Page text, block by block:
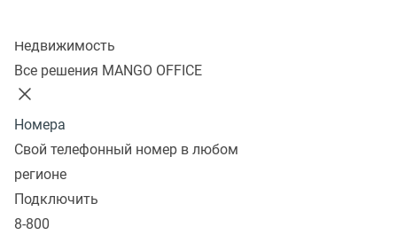
Недвижимость
Все решения MANGO OFFICE
Номера
Свой телефонный номер в любом
регионе
Подключить
8-800
В избранном 0 товаров
Сбросить
Популярные
Популярные
С высоким рейтингом
Перейти в
избранное
сравнение